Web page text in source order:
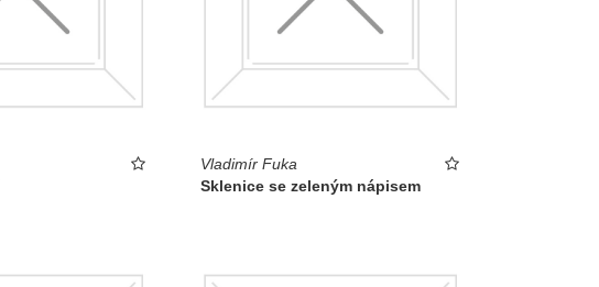
Vladimír Fuka
Sklenice se zeleným nápisem